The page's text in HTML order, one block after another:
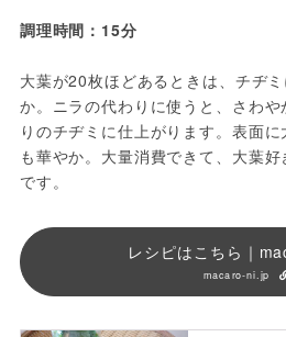
調理時間：15分
大葉が20枚ほどあるときは、チヂ
か。ニラの代わりに使うと、さわ
りのチヂミに仕上がります。表面
も華やか。大量消費できて、大葉
です。
レシピはこちら｜
macaro-ni.jp